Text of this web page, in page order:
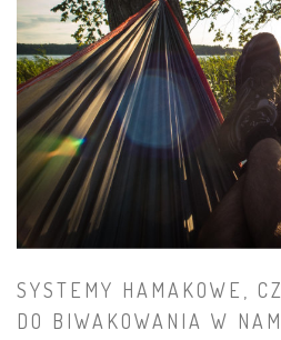
SYSTEMY HAMAKOWE,
DO BIWAKOWANIA W